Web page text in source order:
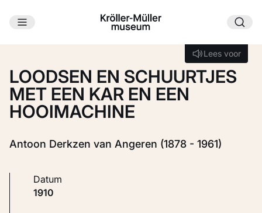
Ga naar hoofdinhoud
Lees voor
Lees voor
LOODSEN EN SCHUURTJES
MET EEN KAR EN EEN
HOOIMACHINE
Antoon Derkzen van Angeren (1878 - 1961)
Datum
1910